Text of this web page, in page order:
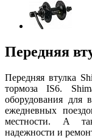
Передняя
Передняя втулка
тормоза IS6.
оборудования для
ежедневных
местности. А
надежности и